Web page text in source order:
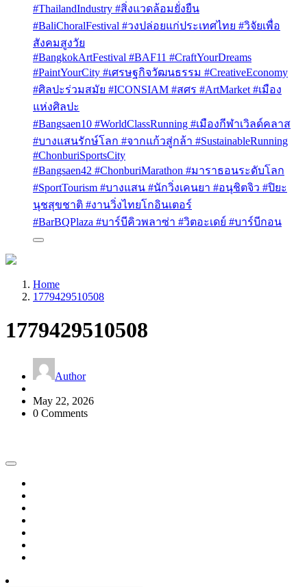
#ThailandIndustry #สิ่งแวดล้อมยั่งยืน
#BaliChoralFestival #วงปล่อยแก่ประเทศไทย #วิจัยเพื่อ
สังคมสูงวัย
#BangkokArtFestival #BAF11 #CraftYourDreams
#PaintYourCity #เศรษฐกิจวัฒนธรรม #CreativeEconomy
#ศิลปะร่วมสมัย #ICONSIAM #สศร #ArtMarket #เมือง
แห่งศิลปะ
#Bangsaen10 #WorldClassRunning #เมืองกีฬาเวิลด์คลาส
#บางแสนรักษ์โลก #จากแก้วสู่กล้า #SustainableRunning
#ChonburiSportsCity
#Bangsaen42 #ChonburiMarathon #มาราธอนระดับโลก
#SportTourism #บางแสน #นักวิ่งเคนยา #อนุชิตจิว #ปิยะ
นุชสุขชาติ #งานวิ่งไทยโกอินเตอร์
#BarBQPlaza #บาร์บีคิวพลาซ่า #วิตอะเดย์ #บาร์บีกอน
Home
1779429510508
1779429510508
Author
May 22, 2026
0 Comments